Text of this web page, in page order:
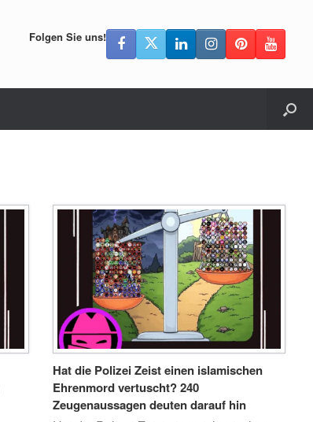
Folgen Sie uns!
Hat die Polizei Zeist einen islamischen
Ehrenmord vertuscht? 240
Zeugenaussagen deuten darauf hin